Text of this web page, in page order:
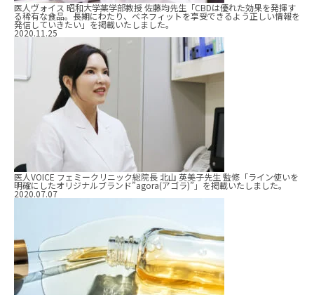
医人ヴォイス 昭和大学薬学部教授 佐藤均先生「CBDは優れた効果を発揮す
る稀有な食品。長期にわたり、ベネフィットを享受できるよう正しい情報を
発信していきたい」を掲載いたしました。
2020.11.25
医人VOICE フェミークリニック総院長 北山 英美子先生 監修「ライン使いを
明確にしたオリジナルブランド”agora(アゴラ)”」を掲載いたしました。
2020.07.07